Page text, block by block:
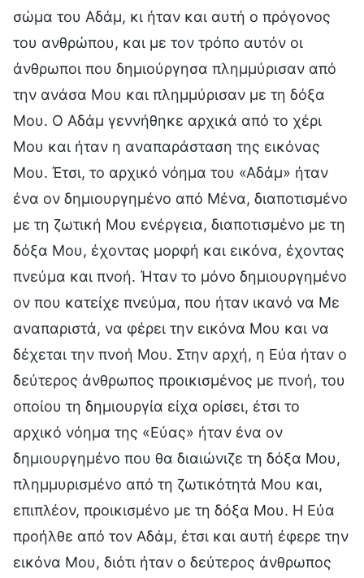
σώμα του Αδάμ, κι ήταν και αυτή ο πρόγονος
του ανθρώπου, και με τον τρόπο αυτόν οι
άνθρωποι που δημιούργησα πλημμύρισαν από
την ανάσα Μου και πλημμύρισαν με τη δόξα
Μου. Ο Αδάμ γεννήθηκε αρχικά από το χέρι
Μου και ήταν η αναπαράσταση της εικόνας
Μου. Έτσι, το αρχικό νόημα του «Αδάμ» ήταν
ένα ον δημιουργημένο από Μένα, διαποτισμένο
με τη ζωτική Μου ενέργεια, διαποτισμένο με τη
δόξα Μου, έχοντας μορφή και εικόνα, έχοντας
πνεύμα και πνοή. Ήταν το μόνο δημιουργημένο
ον που κατείχε πνεύμα, που ήταν ικανό να Με
αναπαριστά, να φέρει την εικόνα Μου και να
δέχεται την πνοή Μου. Στην αρχή, η Εύα ήταν ο
δεύτερος άνθρωπος προικισμένος με πνοή, του
οποίου τη δημιουργία είχα ορίσει, έτσι το
αρχικό νόημα της «Εύας» ήταν ένα ον
δημιουργημένο που θα διαιώνιζε τη δόξα Μου,
πλημμυρισμένο από τη ζωτικότητά Μου και,
επιπλέον, προικισμένο με τη δόξα Μου. Η Εύα
προήλθε από τον Αδάμ, έτσι και αυτή έφερε την
εικόνα Μου, διότι ήταν ο δεύτερος άνθρωπος